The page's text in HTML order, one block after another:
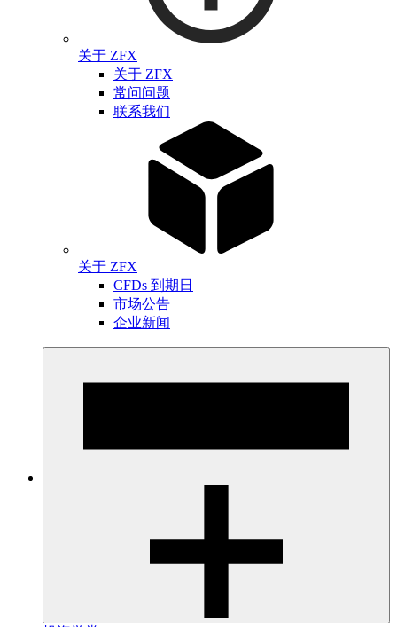
关于 ZFX
关于 ZFX
常问问题
联系我们
关于 ZFX
CFDs 到期日
市场公告
企业新闻